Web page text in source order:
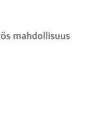
mahdollisuus